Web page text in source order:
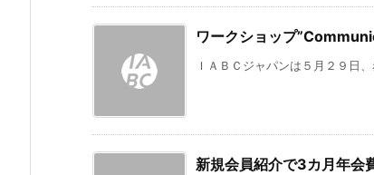
ワークショップ
ＩＡＢＣジャパンは５月２９日
新規会員紹介で3カ月年会